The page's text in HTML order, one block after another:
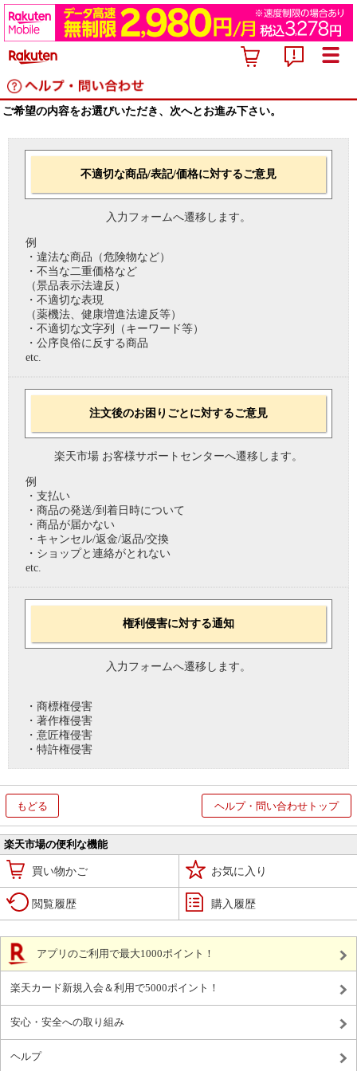
ご希望の内容をお選びいただき、次へとお進み下さい。
不適切な商品/表記/価格に対するご意見
入力フォームへ遷移します。
例
・違法な商品（危険物など）
・不当な二重価格など
（景品表示法違反）
・不適切な表現
（薬機法、健康増進法違反等）
・不適切な文字列（キーワード等）
・公序良俗に反する商品
etc.
注文後のお困りごとに対するご意見
楽天市場 お客様サポートセンターへ遷移します。
例
・支払い
・商品の発送/到着日時について
・商品が届かない
・キャンセル/返金/返品/交換
・ショップと連絡がとれない
etc.
権利侵害に対する通知
入力フォームへ遷移します。
・商標権侵害
・著作権侵害
・意匠権侵害
・特許権侵害
もどる ヘルプ・問い合わせトップ
楽天市場の便利な機能
買い物かご お気に入り
閲覧履歴 購入履歴
アプリのご利用で最大1000ポイント！
楽天カード新規入会＆利用で5000ポイント！
安心・安全への取り組み
ヘルプ